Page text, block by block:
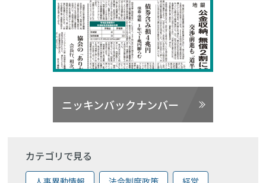
ニッキンバックナンバー
カテゴリで見る